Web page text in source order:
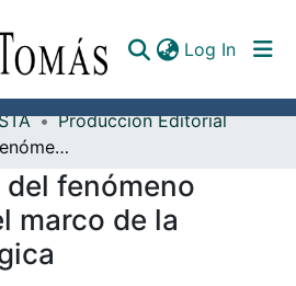
Log In
Producción Editorial
Perspectivas del fenómeno religioso en el marco de la cultura teológica
fenómeno
marco de la